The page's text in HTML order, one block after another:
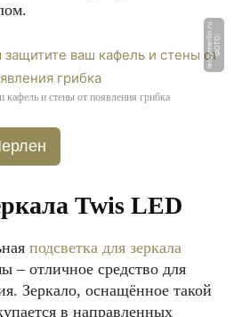
Ф
О
Т
О:
l
e
r
o
y
m
e
rli
n.
r
u
и стены от появления грибка
Twis LED
подсветка для зеркала
‒ отличное средство для
Зеркало, оснащённое такой
в направленных